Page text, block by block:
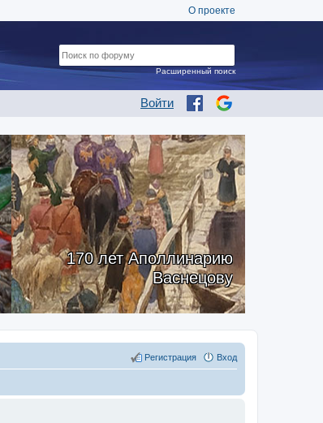
О проекте
Войти
Расширенный поиск
170 лет Аполлинарию
Васнецову
Вход
Регистрация